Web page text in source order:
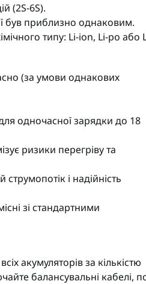
(2S-6S).
був приблизно однаковим.
типу: Li-ion, Li-po або
(за умови однакових
одночасної зарядки до 18
ризики перегріву та
і надійність
зі стандартними
акумуляторів за кількістю
балансувальні кабелі,